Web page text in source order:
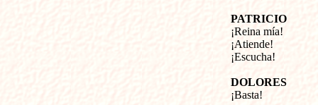
PATRICIO
¡Reina mía!
¡Atiende!
¡Escucha!
DOLORES
¡Basta!